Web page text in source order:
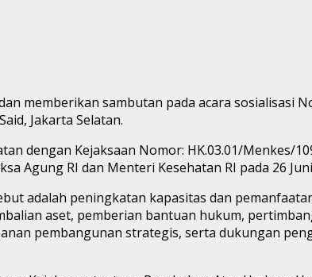
memberikan sambutan pada acara sosialisasi
Jakarta Selatan.
dengan Kejaksaan Nomor: HK.03.01/Menkes/
Agung RI dan Menteri Kesehatan RI pada 26
adalah peningkatan kapasitas dan
aset, pemberian bantuan hukum,
pembangunan strategis, serta dukungan